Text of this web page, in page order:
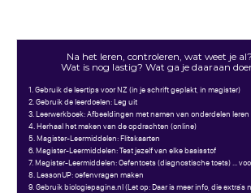
Na het leren, controleren, wat weet je al?
Wat is nog lastig? Wat ga je daaraan
1. Gebruik de leertips voor NZ (in je schrift geplakt, in magister)
2. Gebruik de leerdoelen: Leg uit
3. Leerwerkboek: Afbeeldingen met namen van onderdelen leren
4. Herhaal het maken van de opdrachten (online)
5. Magister-Leermiddelen: Flitskaarten
6. Magister-Leermiddelen: Test jezelf van elke basisstof
7. Magister-Leermiddelen: Oefentoets (diagnostische toets) ...
8. LessonUP: oefenvragen maken
9. Gebruik biologiepagina.nl (Let op: Daar is meer info, die extra's